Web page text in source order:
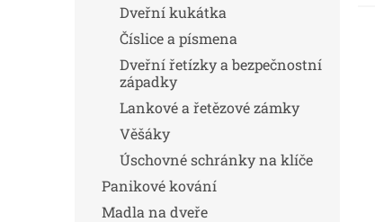
Dveřní kukátka
Číslice a písmena
Dveřní řetízky a bezpečnostní
západky
Lankové a řetězové zámky
Věšáky
Úschovné schránky na klíče
Panikové kování
Madla na dveře